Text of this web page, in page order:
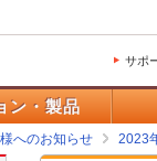
サポ
ン・製品
へのお知らせ 2023